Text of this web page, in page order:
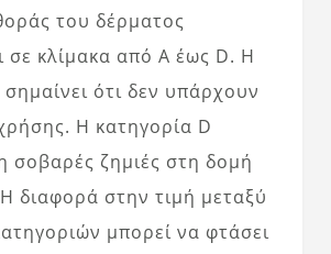
του δέρματος
σε κλίμακα από Α έως D. Η
ότι δεν υπάρχουν
Η κατηγορία D
σοβαρές ζημιές στη δομή
διαφορά στην τιμή μεταξύ
μπορεί να φτάσει